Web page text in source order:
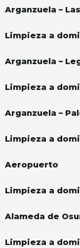
Arganzuela –
Limpieza a
Arganzuela –
Limpieza a
Arganzuela –
Limpieza a
Aeropuerto
Limpieza a
Alameda de
Limpieza a